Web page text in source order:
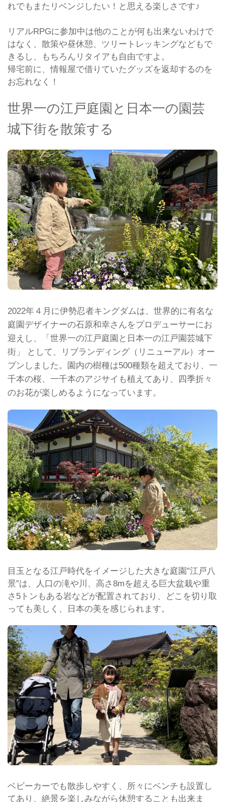
れでもまたリベンジしたい！と思える楽しさです♪
リアルRPGに参加中は他のことが何も出来ないわけで
はなく、散策や昼休憩、ツリートレッキングなどもで
きるし、もちろんリタイアも自由ですよ。
帰宅前に、情報屋で借りていたグッズを返却するのを
お忘れなく！
世界一の江戸庭園と日本一の園芸
城下街を散策する
2022年４月に伊勢忍者キングダムは、世界的に有名な
庭園デザイナーの石原和幸さんをプロデューサーにお
迎えし、「世界一の江戸庭園と日本一の江戸園芸城下
街」 として、リブランディング（リニューアル）オー
プンしました。園内の樹種は500種類を超えており、一
千本の桜、一千本のアジサイも植えてあり、四季折々
のお花が楽しめるようになっています。
目玉となる江戸時代をイメージした大きな庭園”江戸八
景”は、人口の滝や川、高さ8mを超える巨大盆栽や重
さ5トンもある岩などが配置されており、どこを切り取
っても美しく、日本の美を感じられます。
ベビーカーでも散歩しやすく、所々にベンチも設置し
てあり、絶景を楽しみながら休憩することも出来ま